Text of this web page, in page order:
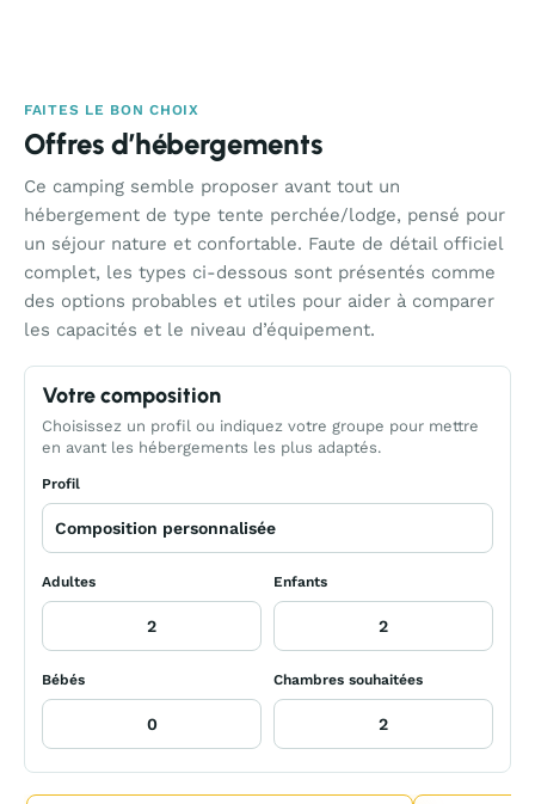
FAITES LE BON CHOIX
Offres d’hébergements
Ce camping semble proposer avant tout un
hébergement de type tente perchée/lodge, pensé pour
un séjour nature et confortable. Faute de détail officiel
complet, les types ci-dessous sont présentés comme
des options probables et utiles pour aider à comparer
les capacités et le niveau d’équipement.
Votre composition
Choisissez un profil ou indiquez votre groupe pour mettre
en avant les hébergements les plus adaptés.
Profil
Adultes Enfants
Bébés Chambres souhaitées